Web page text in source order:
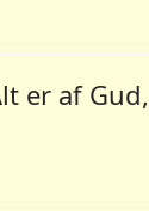
er af Gud,